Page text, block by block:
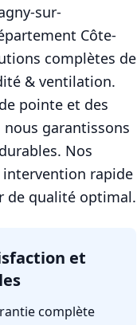
sur-
Côte-
complètes de
& ventilation.
pointe et des
garantissons
Nos
rapide
de qualité optimal.
et
complète